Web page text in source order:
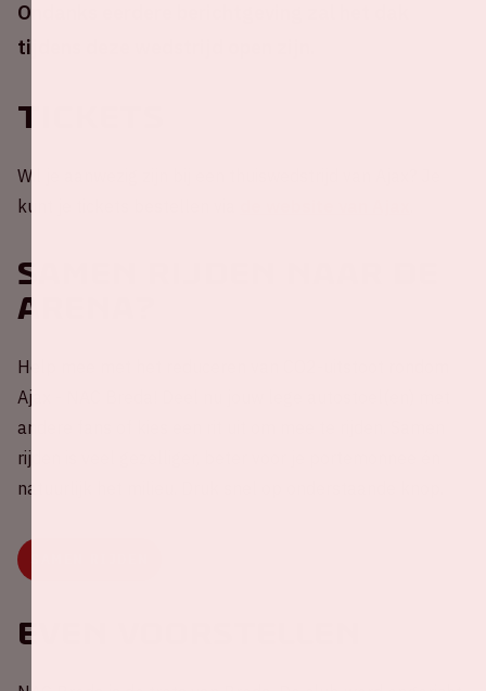
Ondanks eerdere berichtgeving zal het dak
tijdens deze wedstrijd open zijn.
Tickets
Wil je aanwezig zijn bij een thuiswedstrijd van Ajax? Je
kunt je tickets bestellen via
Samen rijden naar de
ArenA?
Help mee met het reduceren van CO2-uitstoot rondom
Ajax - NAC Breda! Deel nu jouw lege autostoel(en) met
andere fans of kies een rit uit om mee te rijden. Samen
rijden is veel gezelliger, beter voor je portemonnee én
natuurlijk het milieu. Druk snel op onderstaande knop.
Even voorstellen